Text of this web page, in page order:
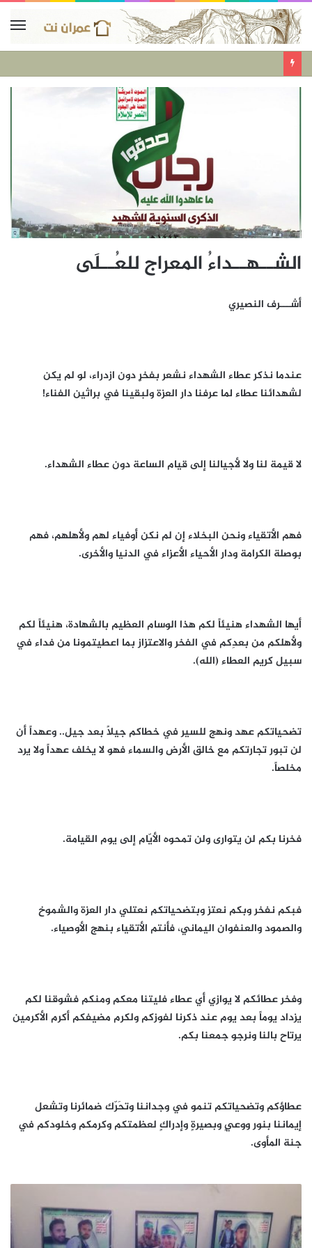
الشــهــداءُ المعراج للعُــلَى
أشـــرف النصيري
عندما نذكر عطاء الشهداء نشعر بفخرٍ دون ازدراء، لو لم يكن
لشهدائنا عطاء لما عرفنا دار العزة ولبقينا في براثين الفناء!
لا قيمة لنا ولا لأجيالنا إلى قيام الساعة دون عطاء الشهداء.
فهم الأتقياء ونحن البخلاء إن لم نكن أوفياء لهم ولأهلهم، فهم
بوصلة الكرامة ودار الأحياء الأعزاء في الدنيا والأخرى.
أيها الشهداء هنيئاً لكم هذا الوسام العظيم بالشهادة، هنيئاً لكم
ولأهلكم من بعدِكم في الفخر والاعتزاز بما اعطيتمونا من فداء في
سبيل كريم العطاء (الله).
تضحياتكم عهد ونهج للسير في خطاكم جيلاً بعد جيل.. وعهداً أن
لن تبور تجارتكم مع خالق الأرض والسماء فهو لا يخلف عهداً ولا يرد
مخلصاً.
فخرنا بكم لن يتوارى ولن تمحوه الأيّام إلى يوم القيامة.
فبكم نفخر وبكم نعتز وبتضحياتكم نعتلي دار العزة والشموخ
والصمود والعنفوان اليماني، فأنتم الأتقياء بنهج الأوصياء.
وفخر عطائكم لا يوازي أي عطاء فليتنا معكم ومنكم فشوقنا لكم
يزداد يوماً بعد يوم عند ذكرنا لفوزكم ولكرم مضيفكم أكرم الأكرمين
يرتاح بالنا ونرجو جمعنا بكم.
عطاؤكم وتضحياتكم تنمو في وجداننا وتحَرّك ضمائرنا وتشعل
إيماننا بنور ووعيٍ وبصيرةٍ وإدراكٍ لعظمتكم وكرمكم وخلودكم في
جنة المأوى.